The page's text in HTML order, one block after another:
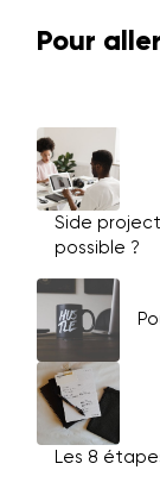
Pour
Side
possible ?
Les 8